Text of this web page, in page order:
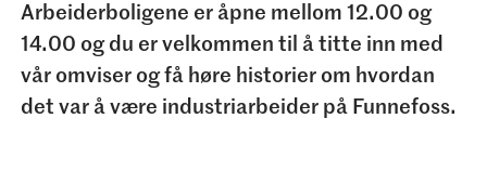
Arbeiderboligene er åpne mellom 12.00 og
14.00 og du er velkommen til å titte inn med
vår omviser og få høre historier om hvordan
det var å være industriarbeider på Funnefoss.